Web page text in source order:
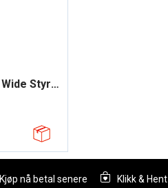
Race Face Turbine Flat Wide Styre Sort
Kjøp nå betal senere Klikk & Hent